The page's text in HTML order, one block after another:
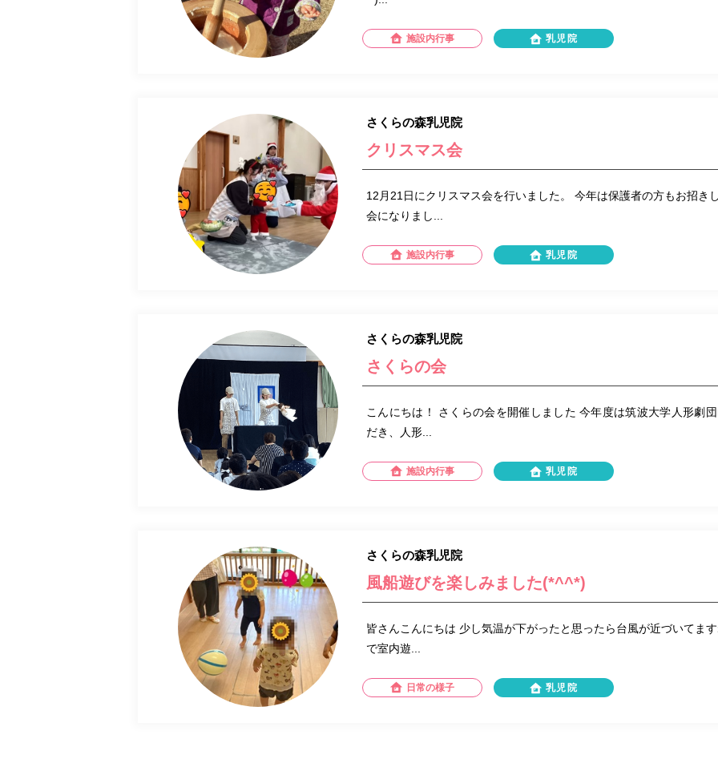
施設内行事 乳児院
さくらの森乳児院
クリスマス会
12月21日にクリスマス会を行いました。 今年は保護者の方もお招き
会になりまし...
施設内行事 乳児院
さくらの森乳児院
さくらの会
こんにちは！ さくらの会を開催しました 今年度は筑波大学人形劇
だき、人形...
施設内行事 乳児院
さくらの森乳児院
風船遊びを楽しみました(*^^*)
皆さんこんにちは 少し気温が下がったと思ったら台風が近づいてま
で室内遊...
日常の様子 乳児院